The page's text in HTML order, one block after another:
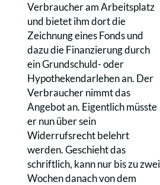
Verbraucher am Arbeitsplatz
und bietet ihm dort die
Zeichnung eines Fonds und
dazu die Finanzierung durch
ein Grundschuld- oder
Hypothekendarlehen an. Der
Verbraucher nimmt das
Angebot an. Eigentlich müsste
er nun über sein
Widerrufsrecht belehrt
werden. Geschieht das
schriftlich, kann nur bis zu zwei
Wochen danach von dem